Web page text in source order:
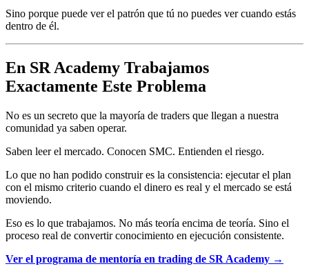
Sino porque puede ver el patrón que tú no puedes ver cuando estás
dentro de él.
En SR Academy Trabajamos
Exactamente Este Problema
No es un secreto que la mayoría de traders que llegan a nuestra
comunidad ya saben operar.
Saben leer el mercado. Conocen SMC. Entienden el riesgo.
Lo que no han podido construir es la consistencia: ejecutar el plan
con el mismo criterio cuando el dinero es real y el mercado se está
moviendo.
Eso es lo que trabajamos. No más teoría encima de teoría. Sino el
proceso real de convertir conocimiento en ejecución consistente.
Ver el programa de mentoría en trading de SR Academy →